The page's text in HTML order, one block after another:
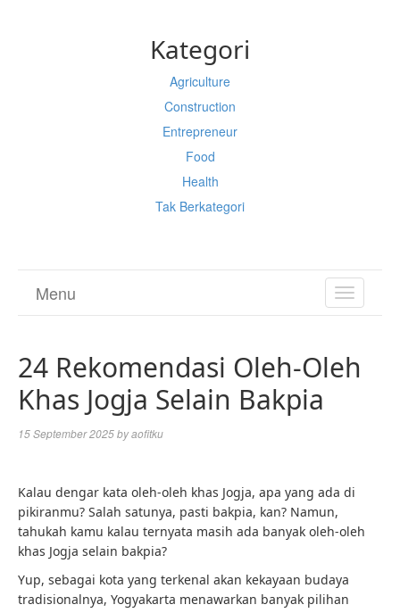
Kategori
Agriculture
Construction
Entrepreneur
Food
Health
Tak Berkategori
TOGGLE
Menu
24 Rekomendasi Oleh-Oleh
Khas Jogja Selain Bakpia
15 September 2025byaofitku
Kalau dengar kata oleh-oleh khas Jogja, apa yang ada di
pikiranmu? Salah satunya, pasti bakpia, kan? Namun,
tahukah kamu kalau ternyata masih ada banyak oleh-oleh
khas Jogja selain bakpia?
Yup, sebagai kota yang terkenal akan kekayaan budaya
tradisionalnya, Yogyakarta menawarkan banyak pilihan